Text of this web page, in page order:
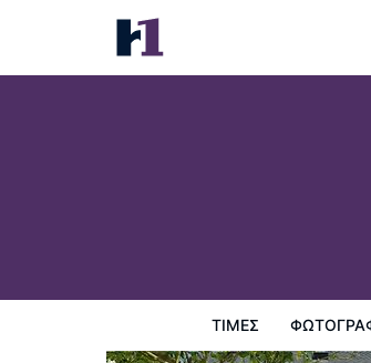
ΤΙΜΈΣ
La Ferme de Bourran
Τιμές